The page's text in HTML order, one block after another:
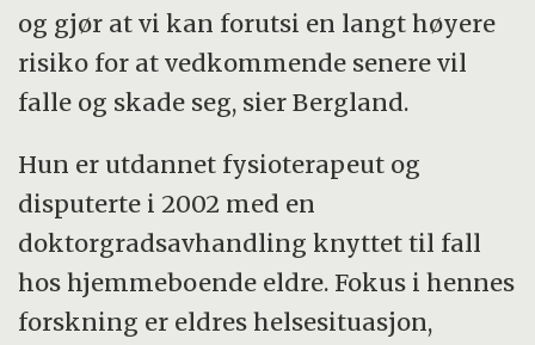
og gjør at vi kan forutsi en langt høyere
risiko for at vedkommende senere vil
falle og skade seg, sier Bergland.
Hun er utdannet fysioterapeut og
disputerte i 2002 med en
doktorgradsavhandling knyttet til fall
hos hjemmeboende eldre. Fokus i hennes
forskning er eldres helsesituasjon,